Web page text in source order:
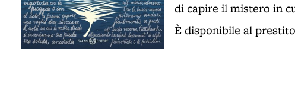
di capire il mistero in
È disponibile al